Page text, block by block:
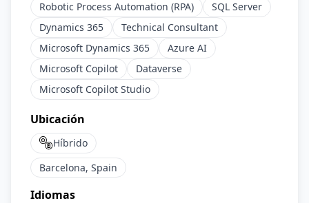
Robotic Process Automation (RPA)
SQL Server
Dynamics 365
Technical Consultant
Microsoft Dynamics 365
Azure AI
Microsoft Copilot
Dataverse
Microsoft Copilot Studio
Ubicación
Híbrido
Barcelona, Spain
Idiomas